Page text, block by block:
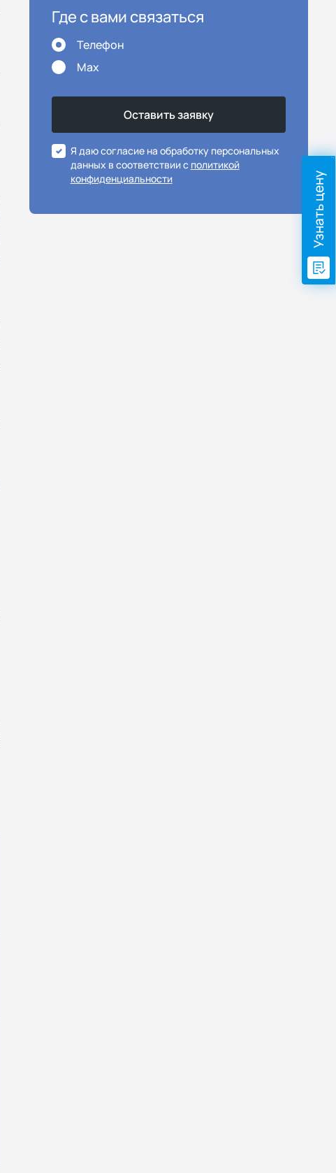
Где с вами связаться
Телефон
Max
Я даю согласие на обработку персональных
данных в соответствии с политикой
конфиденциальности
Узнать цену